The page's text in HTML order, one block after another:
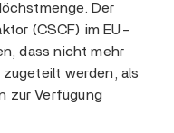
Der
(CSCF) im EU-
dass nicht mehr
werden, als
zur Verfügung